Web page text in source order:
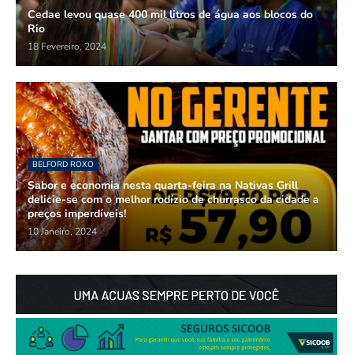
Cedae levou quase 400 mil litros de água aos blocos do
Rio
18 Fevereiro, 2024
BELFORD ROXO
Sabor e economia nesta quarta-feira na Nativas Grill
delicie-se com o melhor rodízio de churrasco da cidade a
preços imperdíveis!
10 Janeiro, 2024